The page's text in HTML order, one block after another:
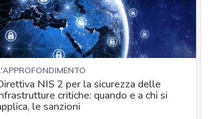
NIS 2 per la sicurezza delle
critiche: quando e a chi si
le sanzioni